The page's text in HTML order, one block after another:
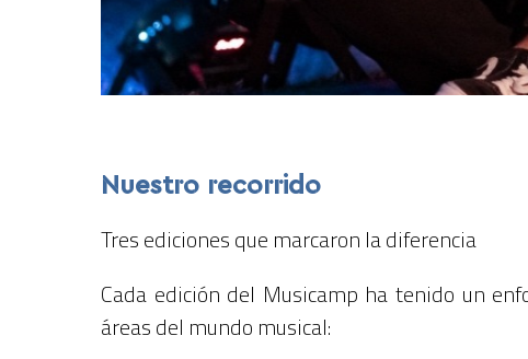
Nuestro recorrido
Tres ediciones que marcaron la diferencia
Cada edición del Musicamp ha tenido un
áreas del mundo musical: